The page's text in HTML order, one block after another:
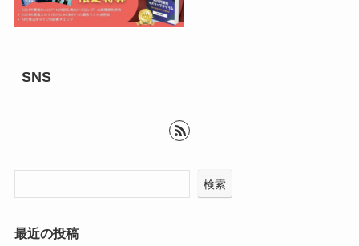
SNS
検索
最近の投稿